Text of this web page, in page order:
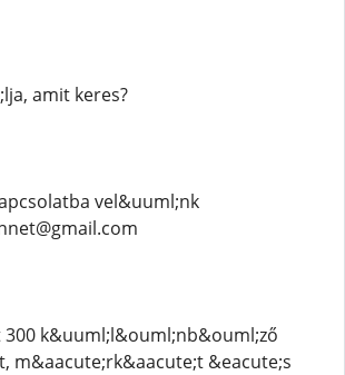
amit keres?
vel&uuml;nk
k&uuml;l&ouml;nb&ouml;ző
m&aacute;rk&aacute;t &eacute;s